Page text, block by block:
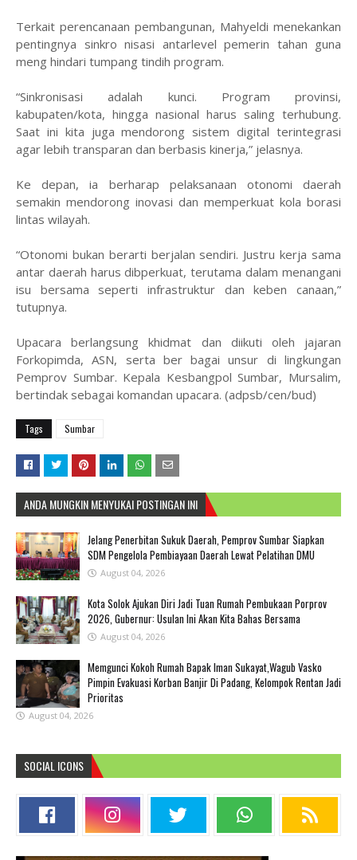
Terkait perencanaan pembangunan, Mahyeldi menekankan
pentingnya sinkro nisasi antarlevel pemerin tahan guna
meng hindari tumpang tindih program.
“Sinkronisasi adalah kunci. Program provinsi,
kabupaten/kota, hingga nasional harus saling terhubung.
Saat ini kita juga mendorong sistem digital terintegrasi
agar lebih transparan dan berbasis kinerja,” jelasnya.
Ke depan, ia berharap pelaksanaan otonomi daerah
semakin mendorong inovasi dan memperkuat kola borasi
lintas wilayah.
“Otonomi bukan berarti berjalan sendiri. Justru kerja sama
antar daerah harus dibperkuat, terutama dalam menangani
isu bersama seperti infrastruktur dan keben canaan,”
tutupnya.
Upacara berlangsung khidmat dan diikuti oleh jajaran
Forkopimda, ASN, serta ber bagai unsur di lingkungan
Pemprov Sumbar. Kepala Kesbangpol Sumbar, Mursalim,
bertindak sebagai komandan upacara. (adpsb/cen/bud)
Tags Sumbar
ANDA MUNGKIN MENYUKAI POSTINGAN INI
Jelang Penerbitan Sukuk Daerah, Pemprov Sumbar Siapkan
SDM Pengelola Pembiayaan Daerah Lewat Pelatihan DMU
August 04, 2026
Kota Solok Ajukan Diri Jadi Tuan Rumah Pembukaan Porprov
2026, Gubernur: Usulan Ini Akan Kita Bahas Bersama
August 04, 2026
Memgunci Kokoh Rumah Bapak Iman Sukayat,Wagub Vasko
Pimpin Evakuasi Korban Banjir Di Padang, Kelompok Rentan Jadi
Prioritas
August 04, 2026
SOCIAL ICONS